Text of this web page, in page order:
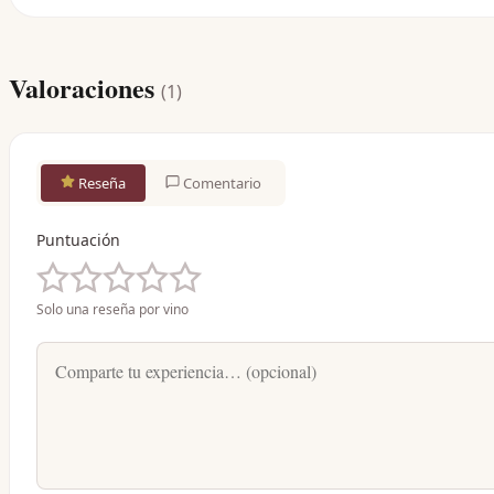
Valoraciones (1)
Reseña Comentario
Puntuación
Solo una reseña por vino